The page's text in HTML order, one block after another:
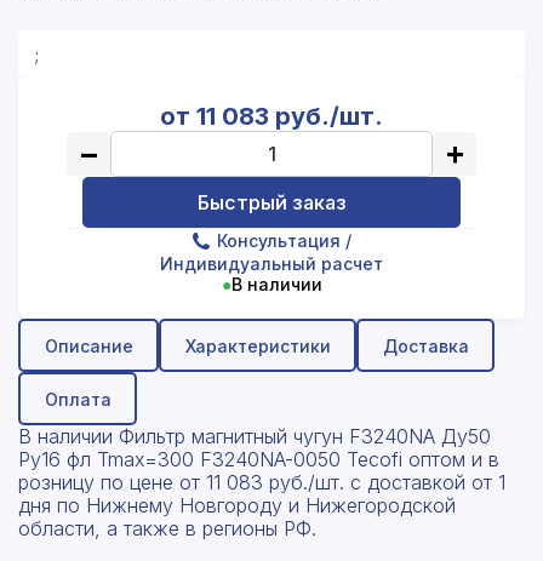
;
от 11 083 руб./шт.
− +
Быстрый заказ
Консультация /
Индивидуальный расчет
●В наличии
Описание Характеристики Доставка
Оплата
В наличии Фильтр магнитный чугун F3240NA Ду50
Ру16 фл Tmax=300 F3240NA-0050 Tecofi оптом и в
розницу по цене от 11 083 руб./шт. с доставкой от 1
дня по Нижнему Новгороду и Нижегородской
области, а также в регионы РФ.